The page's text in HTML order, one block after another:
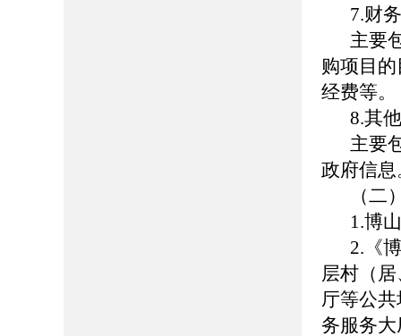
7.财
主要
购项目
经费等。
8.其
主要
政府信息
（二
1.博
2.《
层村（
厅等公
务服务